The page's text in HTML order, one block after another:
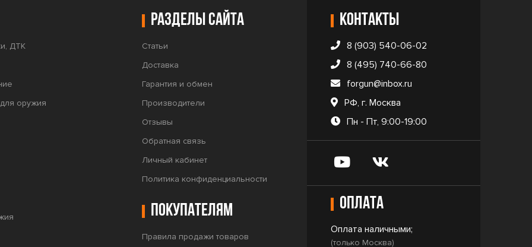
Контакты
8 (903) 540-06-02
8 (495) 740-66-80
forgun@inbox.ru
РФ, г. Москва
Пн - Пт, 9:00-19:00
Оплата
Оплата наличными;
(только Москва)
ДТК
оружия
Разделы сайта
Статьи
Доставка
Гарантия и обмен
Производители
Отзывы
Обратная связь
Личный кабинет
Политика конфиденциальности
Покупателям
Правила продажи товаров